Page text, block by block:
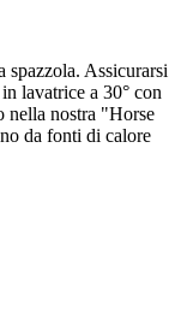
spazzola. Assicurarsi
lavatrice a 30° con
nostra "Horse
da fonti di calore